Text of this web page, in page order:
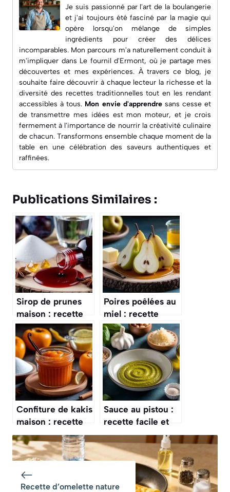
Je suis passionné par l'art de la boulangerie
et j'ai toujours été fasciné par la magie qui
opère lorsqu'on mélange de simples
ingrédients pour créer des délices
incomparables. Mon parcours m'a naturellement conduit à
m'impliquer dans Le fournil d'Ermont, où je partage mes
découvertes et mes expériences. À travers ce blog, je
souhaite faire découvrir à chaque lecteur la richesse et la
diversité des recettes traditionnelles tout en les rendant
accessibles à tous. Mon envie d'apprendresans cesse et
de transmettre mes idées est mon moteur, et je crois
fermement à l'importance de nourrir la créativité culinaire
de chacun. Transformons ensemble chaque moment de la
table en une célébration des saveurs authentiques et
raffinées.
Publications Similaires :
Sirop de prunes
maison : recette
facile et
savoureuse
Poires poêlées au
miel : recette
gourmande et
facile
Confiture de kakis
maison : recette
facile et
savoureuse
Sauce au pistou :
recette facile et
savoureuse
Recette d’omelette nature